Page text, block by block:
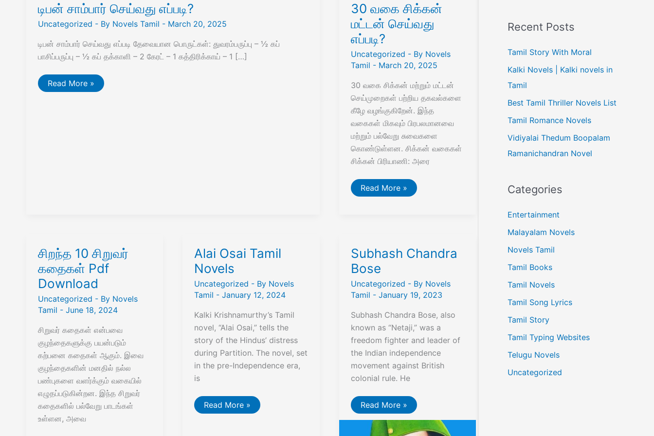
டிபன் சாம்பார் செய்வது எப்படி?
Uncategorized - By Novels Tamil - March 20, 2025
டிபன் சாம்பார் செய்வது எப்படி தேவையான பொருட்கள்: துவரம்பருப்பு – ½ கப்
பாசிப்பருப்பு – ½ கப் தக்காளி – 2 கேரட் – 1 கத்திரிக்காய் – 1 […]
டிபன்
சாம்பார்
Read More »
30 வகை சிக்கன்
மட்டன் செய்வது
எப்படி?
Uncategorized - By Novels
Tamil - March 20, 2025
30 வகை சிக்கன் மற்றும் மட்டன்
செய்முறைகள் பற்றிய தகவல்களை
கீழே வழங்குகிறேன். இந்த
வகைகள் மிகவும் பிரபலமானவை
மற்றும் பல்வேறு சுவைகளை
கொண்டுள்ளன. சிக்கன் வகைகள்
சிக்கன் பிரியாணி: அரை
30
வகை
Read More »
சிறந்த 10 சிறுவர்
கதைகள் Pdf
Download
Uncategorized - By Novels
Tamil - June 18, 2024
சிறுவர் கதைகள் என்பவை
குழந்தைகளுக்கு பயன்படும்
கற்பனை கதைகள் ஆகும். இவை
குழந்தைகளின் மனதில் நல்ல
பண்புகளை வளர்க்கும் வகையில்
எழுதப்படுகின்றன. இந்த சிறுவர்
கதைகளில் பல்வேறு பாடங்கள்
உள்ளன, அவை
Alai Osai Tamil
Novels
Uncategorized - By Novels
Tamil -January 12, 2024
Kalki Krishnamurthy’s Tamil
novel, “Alai Osai,” tells the
story of the Hindus’ distress
during Partition. The novel, set
in the pre-Independence era,
is
Alai
Osai
Read More »
Subhash Chandra
Bose
Uncategorized - By Novels
Tamil - January 19, 2023
Subhash Chandra Bose, also
known as “Netaji,” was a
freedom fighter and leader of
the Indian independence
movement against British
colonial rule. He
Subhash
Chandra
Bose
Read More »
Recent Posts
Tamil Story With Moral
Kalki Novels | Kalki novels in
Tamil
Best Tamil Thriller Novels List
Tamil Romance Novels
Vidiyalai Thedum Boopalam
Ramanichandran Novel
Categories
Entertainment
Malayalam Novels
Novels Tamil
Tamil Books
Tamil Novels
Tamil Song Lyrics
Tamil Story
Tamil Typing Websites
Telugu Novels
Uncategorized